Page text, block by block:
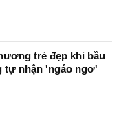
trẻ đẹp khi bầu
tự nhận 'ngáo ngơ'